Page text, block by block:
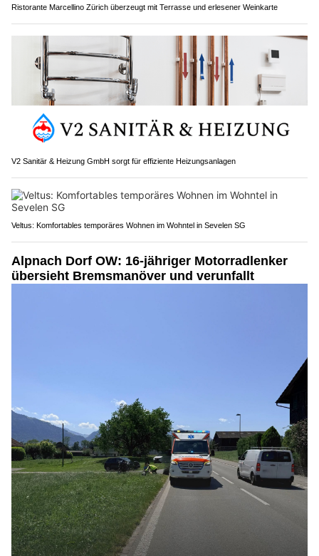
Ristorante Marcellino Zürich überzeugt mit Terrasse und erlesener Weinkarte
V2 Sanitär & Heizung GmbH sorgt für effiziente Heizungsanlagen
Veltus: Komfortables temporäres Wohnen im Wohntel in Sevelen SG
Alpnach Dorf OW: 16-jähriger Motorradlenker
übersieht Bremsmanöver und verunfallt